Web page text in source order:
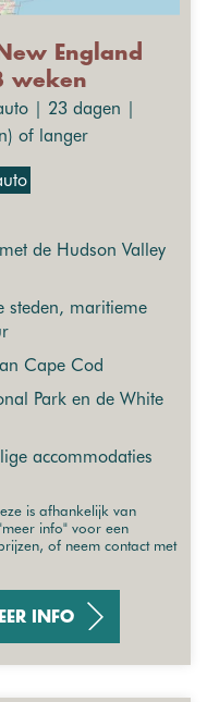
England
weken
| 23 dagen |
of langer
de Hudson Valley
steden, maritieme
Cape Cod
Park en de White
accommodaties
is afhankelijk van
info" voor een
of neem contact met
INFO